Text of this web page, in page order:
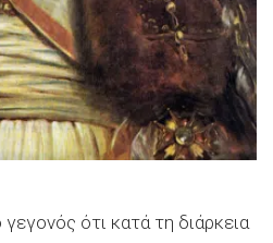
γεγονός ότι κατά τη διάρκεια